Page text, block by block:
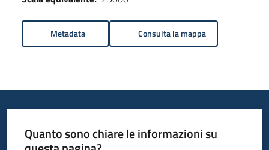
Metadata Consulta la mappa
Quanto sono chiare le informazioni su